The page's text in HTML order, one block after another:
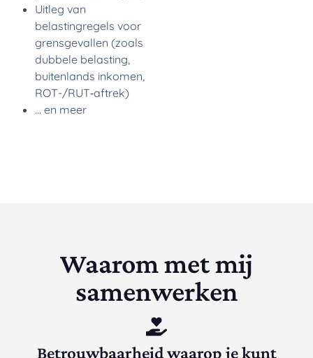
Uitleg van
belastingregels voor
grensgevallen (zoals
dubbele belasting,
buitenlands inkomen,
ROT-/RUT‑aftrek)
... en meer
Waarom met mij
samenwerken
Betrouwbaarheid waarop je kunt